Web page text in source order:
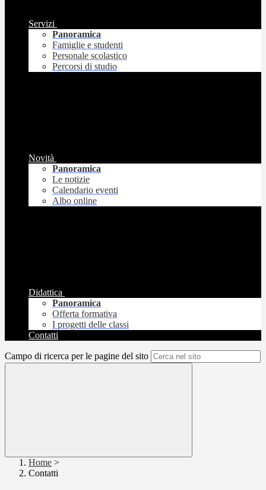
Servizi
Panoramica
Famiglie e studenti
Personale scolastico
Percorsi di studio
Novità
Panoramica
Le notizie
Calendario eventi
Albo online
Didattica
Panoramica
Offerta formativa
I progetti delle classi
Contatti
Campo di ricerca per le pagine del sito
Home >
Contatti